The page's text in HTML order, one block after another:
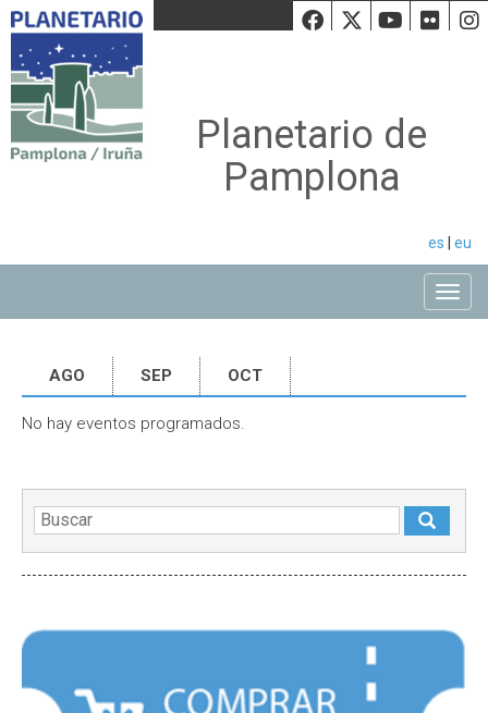
Facebook
Twiiter
Planetario de
Pamplona
es eu
AGO SEP OCT
No hay eventos programados.